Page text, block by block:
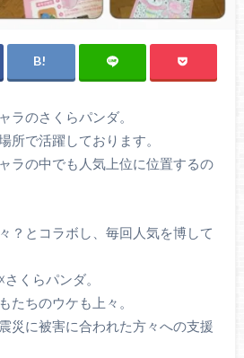
ラのさくらパンダ。
所で活躍しております。
ラの中でも人気上位に位置するの
？とコラボし、毎回人気を博して
くらパンダ。
たちのウケも上々。
災に被害に合われた方々への支援